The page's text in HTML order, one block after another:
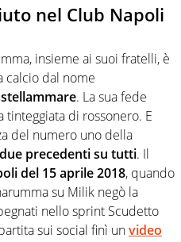
nel Club Napoli
insieme ai suoi fratelli, è
calcio dal nome
. La sua fede
tinteggiata di rossonero. E
del numero uno della
due precedenti su tutti. Il
del 15 aprile 2018, quando
su Milik negò la
nello sprint Scudetto
sui social finì unvideo